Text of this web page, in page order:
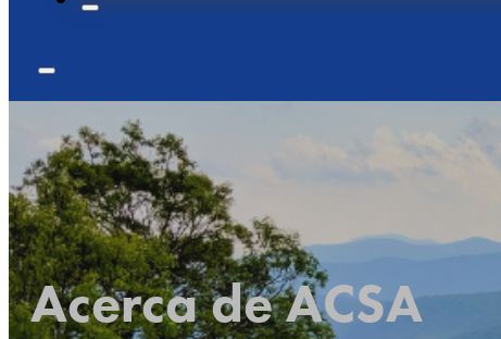
Acerca de ACSA